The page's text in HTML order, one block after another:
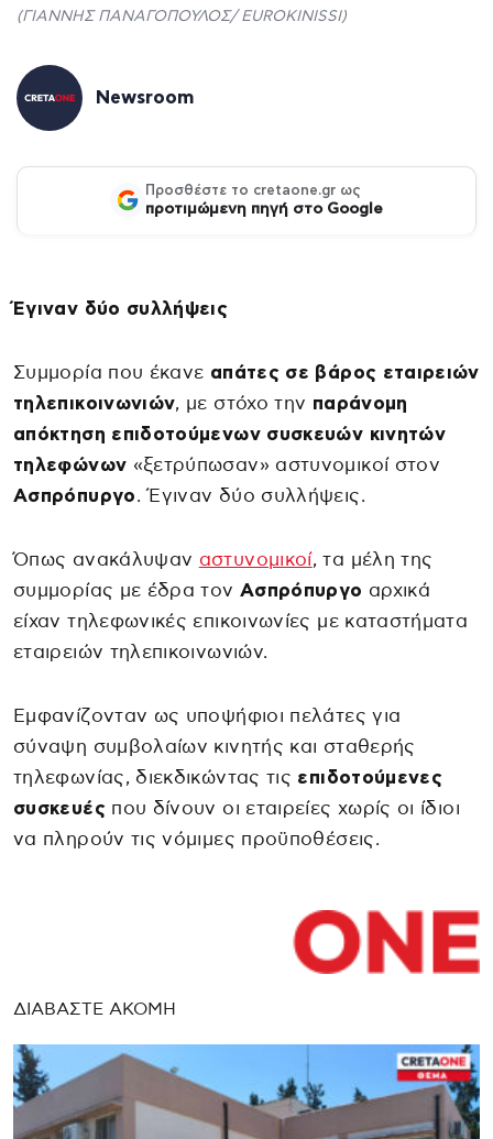
(ΓΙΑΝΝΗΣ ΠΑΝΑΓΟΠΟΥΛΟΣ/ EUROKINISSI)
Newsroom
Προσθέστε το cretaone.gr ως
προτιμώμενη πηγή στο Google
Έγιναν δύο συλλήψεις
Συμμορία που έκανε απάτες σε βάρος εταιρειών
τηλεπικοινωνιών, με στόχο την παράνομη
απόκτηση επιδοτούμενων συσκευών κινητών
τηλεφώνων «ξετρύπωσαν» αστυνομικοί στον
Ασπρόπυργο. Έγιναν δύο συλλήψεις.
Όπως ανακάλυψαν αστυνομικοί, τα μέλη της
συμμορίας με έδρα τον Ασπρόπυργο αρχικά
είχαν τηλεφωνικές επικοινωνίες με καταστήματα
εταιρειών τηλεπικοινωνιών.
Εμφανίζονταν ως υποψήφιοι πελάτες για
σύναψη συμβολαίων κινητής και σταθερής
τηλεφωνίας, διεκδικώντας τις επιδοτούμενες
συσκευέςπου δίνουν οι εταιρείες χωρίς οι ίδιοι
να πληρούν τις νόμιμες προϋποθέσεις.
ΔΙΑΒΑΣΤΕ ΑΚΟΜΗ